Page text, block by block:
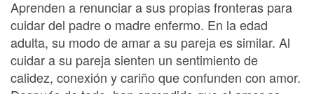
Aprenden a renunciar a sus propias fronteras para
cuidar del padre o madre enfermo. En la edad
adulta, su modo de amar a su pareja es similar. Al
cuidar a su pareja sienten un sentimiento de
calidez, conexión y cariño que confunden con amor.